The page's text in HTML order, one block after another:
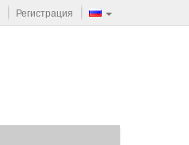
Регистрация